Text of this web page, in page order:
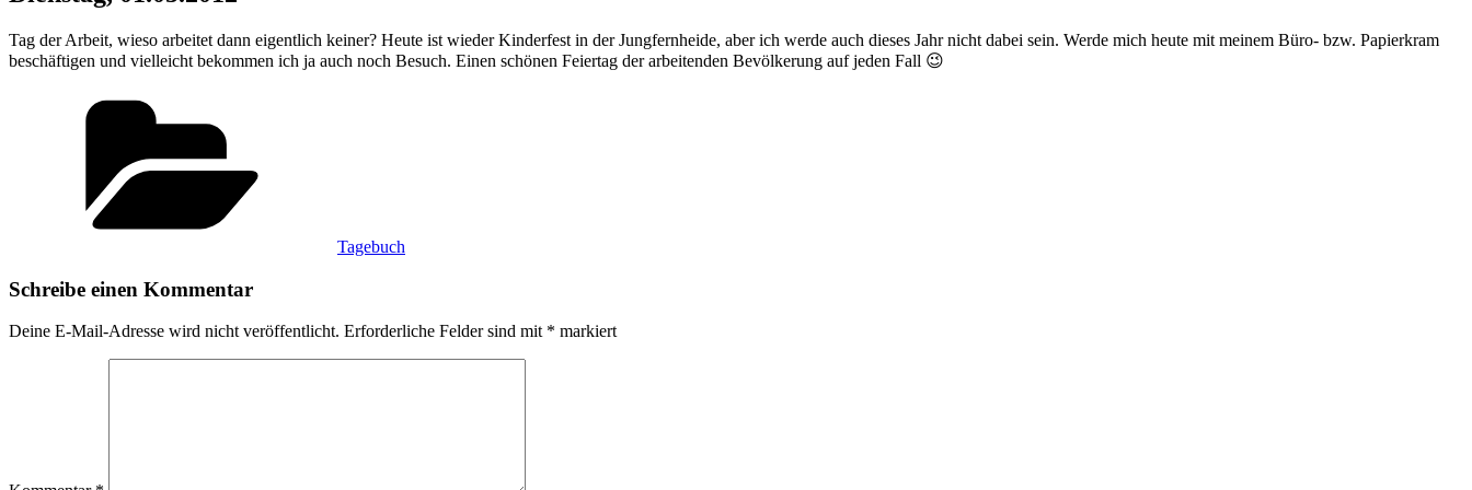
Tag der Arbeit, wieso arbeitet dann eigentlich keiner? Heute ist wieder Kinderfest in der Jungfernheide, aber ich werde auch dieses Jahr nicht dabei sein. Werde mich heute mit meinem Büro- bzw. Papierkram
beschäftigen und vielleicht bekommen ich ja auch noch Besuch. Einen schönen Feiertag der arbeitenden Bevölkerung auf jeden Fall 😉
Tagebuch
Schreibe einen Kommentar
Deine E-Mail-Adresse wird nicht veröffentlicht. Erforderliche Felder sind mit * markiert